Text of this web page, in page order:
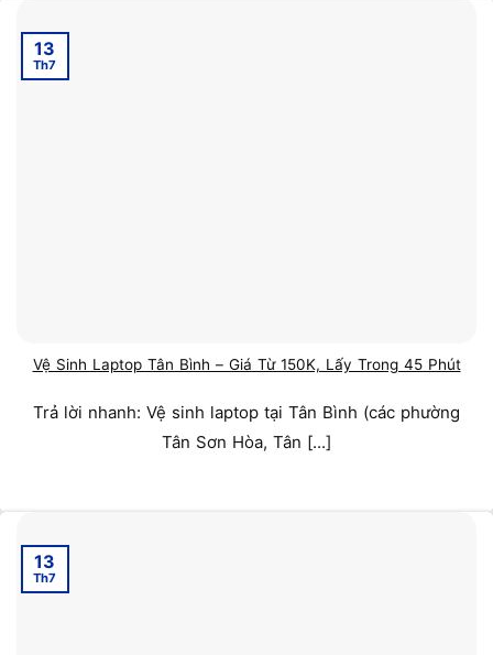
Vệ Sinh Laptop Tân Bình – Giá Từ 150K, Lấy Trong 45 Phút
Trả lời nhanh: Vệ sinh laptop tại Tân Bình (các phường
Tân Sơn Hòa, Tân [...]
13
Th7
13
Th7